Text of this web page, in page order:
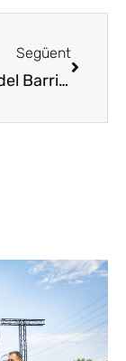
Següent
[:ca]Cata del Barrio de la Estación, el 16 de juny a Haro[:es]Cata del Barrio de la Estación, el 16 de junio en Haro[:]